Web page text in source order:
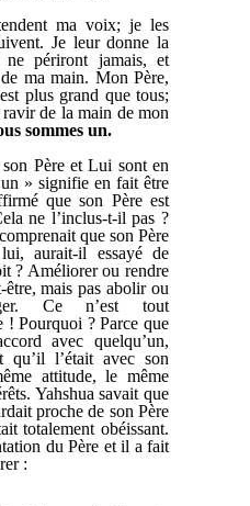
ma voix; je les
Je leur donne la
périront jamais, et
ma main. Mon Père,
plus grand que tous;
de la main de mon
sommes un.
Père et Lui sont en
» signifie en fait être
que son Père est
ne l’inclus-t-il pas ?
que son Père
aurait-il essayé de
? Améliorer ou rendre
mais pas abolir ou
Ce n’est tout
! Pourquoi ? Parce que
avec quelqu’un,
qu’il l’était avec son
attitude, le même
Yahshua savait que
proche de son Père
totalement obéissant.
du Père et il a fait
: